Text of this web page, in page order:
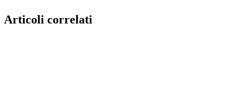
Articoli correlati